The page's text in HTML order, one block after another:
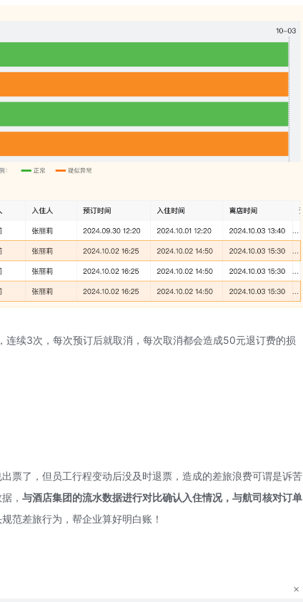
续3次，每次预订后就取消，每次取消都会造成50元退订费的损
票了，但员工行程变动后没及时退票，造成的差旅浪费可谓是诉苦
据，与酒店集团的流水数据进行对比确认入住情况，与航司核对订单
范差旅行为，帮企业算好明白账！